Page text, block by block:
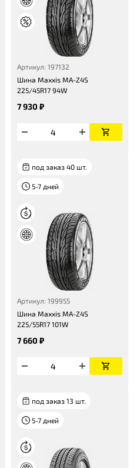
Артикул: 197132
Шина Maxxis MA-Z4S
225/45R17 94W
7 930 ₽
под заказ 40 шт.
5-7 дней
Артикул: 199955
Шина Maxxis MA-Z4S
225/55R17 101W
7 660 ₽
под заказ 13 шт.
5-7 дней